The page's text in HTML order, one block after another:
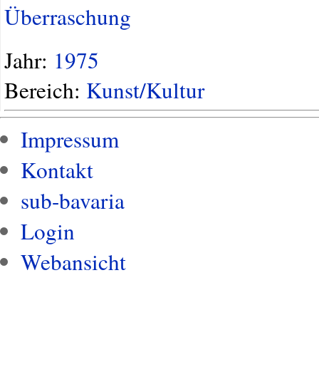
Überraschung
Jahr: 1975
Bereich: Kunst/Kultur
Impressum
Kontakt
sub-bavaria
Login
Webansicht